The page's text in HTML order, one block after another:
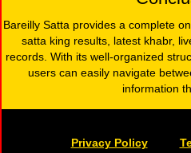
Bareilly Satta provides a complete
satta king results, latest khabr,
records. With its well-organized
users can easily navigate
information
Privacy Policy